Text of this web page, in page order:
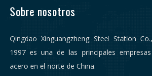
Sobre nosotros
Qingdao Xinguangzheng Steel Station
1997 es una de las principales
acero en el norte de China.